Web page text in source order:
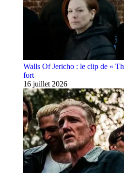
Walls Of Jericho : le clip de «
fort
16 juillet 2026